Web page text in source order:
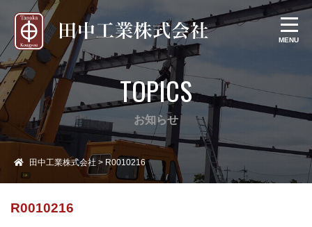
ホーム
会社情報
業務内容
TOPICS
お知らせ
田中工業株式会社 > R0010216
R0010216